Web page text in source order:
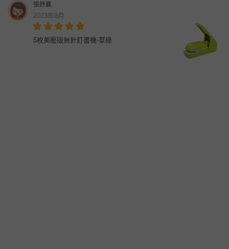
張妤襄
2023年8月
5枚美壓版無針釘書機-草綠